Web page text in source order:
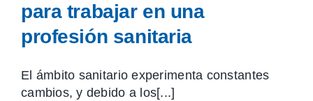
para trabajar en una
profesión sanitaria
El ámbito sanitario experimenta constantes
cambios, y debido a los[...]